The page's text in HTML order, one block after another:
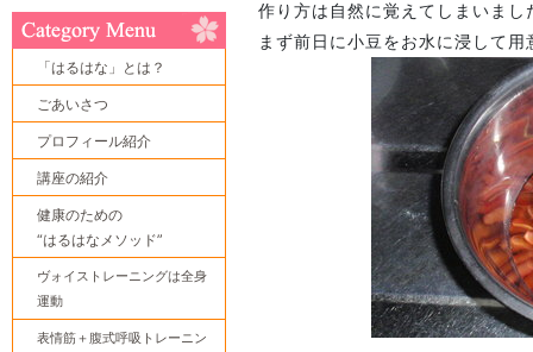
作り方は自然に覚えてしまいまし
まず前日に小豆をお水に浸して
「はるはな」とは？
ごあいさつ
プロフィール紹介
講座の紹介
健康のための
“はるはなメソッド”
ヴォイストレーニングは全身
運動
表情筋＋腹式呼吸トレーニン